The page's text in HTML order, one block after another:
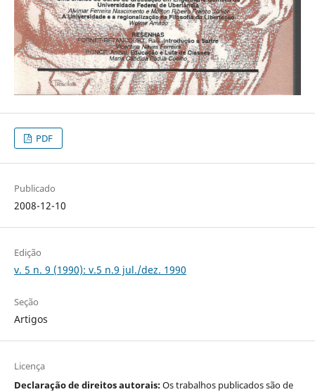
PDF
Publicado
2008-12-10
Edição
v. 5 n. 9 (1990): v.5 n.9 jul./dez. 1990
Seção
Artigos
Licença
Declaração de direitos autorais:Os trabalhos publicados são de